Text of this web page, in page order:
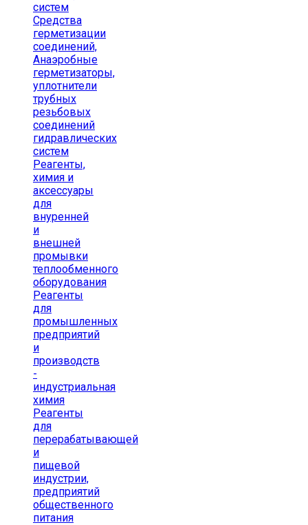
систем
Средства
герметизации
соединений,
Анаэробные
герметизаторы,
уплотнители
трубных
резьбовых
соединений
гидравлических
систем
Реагенты,
химия и
аксессуары
для
внуренней
и
внешней
промывки
теплообменного
оборудования
Реагенты
для
промышленных
предприятий
и
производств
-
индустриальная
химия
Реагенты
для
перерабатывающей
и
пищевой
индустрии,
предприятий
общественного
питания